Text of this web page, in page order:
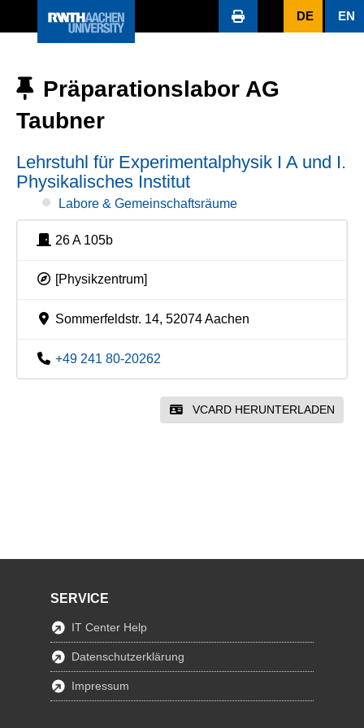
DE EN
Präparationslabor AG
Taubner
Lehrstuhl für Experimentalphysik I A und I.
Physikalisches Institut
Labore & Gemeinschaftsräume
26 A 105b
[Physikzentrum]
Sommerfeldstr. 14, 52074 Aachen
+49 241 80-20262
VCARD HERUNTERLADEN
SERVICE
IT Center Help
Datenschutzerklärung
Impressum